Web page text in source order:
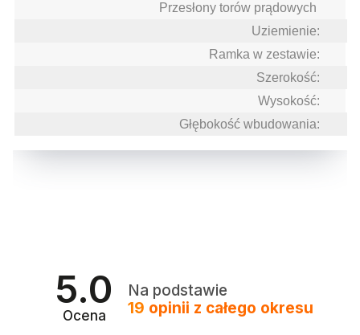
Przesłony torów prądowych
Uziemienie:
Ramka w zestawie:
Szerokość:
Wysokość:
Głębokość wbudowania:
5.0
Ocena
Na podstawie
19 opinii z całego okresu